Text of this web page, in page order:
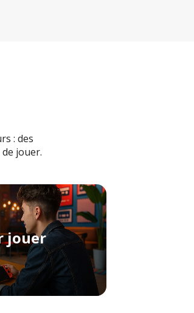
: des
jouer.
jouer